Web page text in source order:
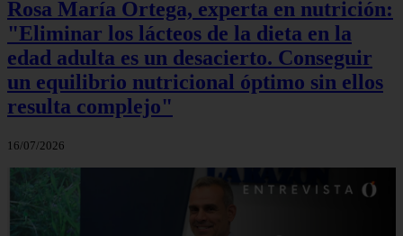
Rosa María Ortega, experta en nutrición:
"Eliminar los lácteos de la dieta en la
edad adulta es un desacierto. Conseguir
un equilibrio nutricional óptimo sin ellos
resulta complejo"
16/07/2026